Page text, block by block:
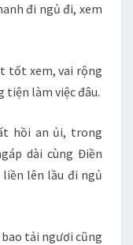
đi ngủ đi, xem
tốt xem, vai rộng
tiện làm việc đâu.
hồi an ủi, trong
dài cùng Điền
liền lên lầu đi ngủ
tải ngươi cũng